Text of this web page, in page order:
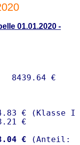
01.01.2020 -
€ (Klasse I)
€
€